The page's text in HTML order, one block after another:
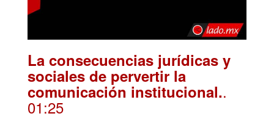
La consecuencias jurídicas y
sociales de pervertir la
comunicación institucional..
01:25